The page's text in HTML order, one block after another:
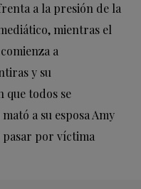
a la presión de la
mientras el
a
y su
que todos se
a su esposa Amy
pasar por víctima